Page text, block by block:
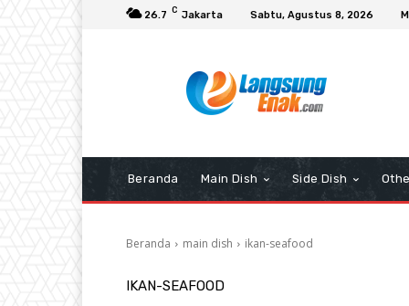
26.7 C Jakarta Sabtu, Agustus 8, 2026
Beranda Main Dish Side Dish
Beranda main dish ikan-seafood
IKAN-SEAFOOD